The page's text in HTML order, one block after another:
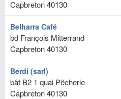
Capbreton40130
Belharra Café
bd François Mitterrand
Capbreton40130
Berdi (sarl)
bât B2 1 quai Pêcherie
Capbreton40130